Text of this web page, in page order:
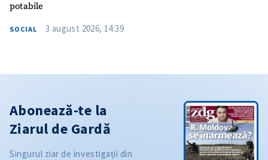
potabile
SOCIAL 3 august 2026, 14:39
Abonează-te la
Ziarul de Gardă
Singurul ziar de investigații din